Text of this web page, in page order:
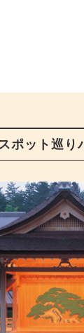
ポット巡り